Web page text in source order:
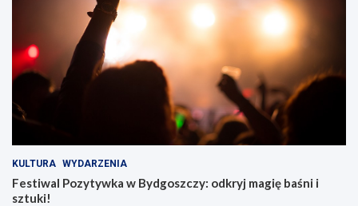
KULTURA WYDARZENIA
Festiwal Pozytywka w Bydgoszczy: odkryj magię baśni i
sztuki!